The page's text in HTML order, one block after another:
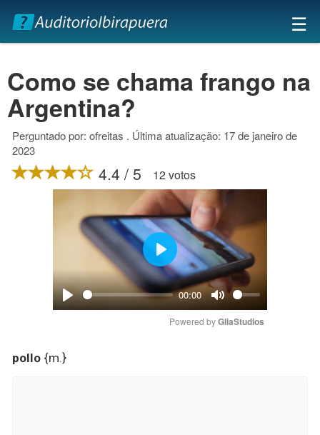
×
☰
Como se chama frango na
Argentina?
Perguntado por: ofreitas . Última atualização: 17 de janeiro de
2023
4.4 / 5 12 votos
Play
00:00
Mute
Play
Powered by GliaStudios
pollo {m.}